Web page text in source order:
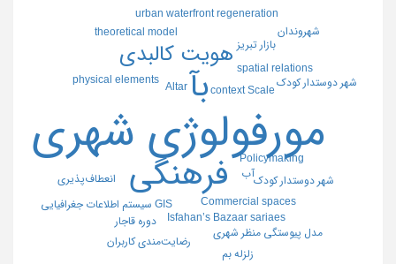
مورفولوژی شهری
بآ
فرهنگی
هویت کالبدی
Altar
Commercial spaces
context Scale
Isfahan’s Bazaar sariaes
physical elements
Policymaking
spatial relations
theoretical model
urban waterfront regeneration
سیستم اطلاعات جغرافیایی GIS
شهر دوستدار کودک
مدل پیوستگی منظر شهری
آب انعطاف‌پذیری
بازار تبریز
دوره قاجار
رضایت‌مندی کاربران
زلزله بم
شهر دوستدار کودک
شهروندان